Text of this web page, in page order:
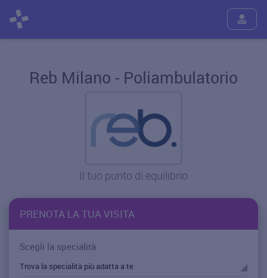
Reb Milano - Poliambulatorio
Il tuo punto di equilibrio
PRENOTA LA TUA VISITA
Scegli la specialità